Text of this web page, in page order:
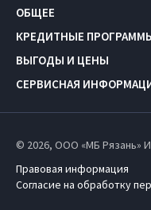
ОБЩЕЕ
КРЕДИТНЫЕ
ВЫГОДЫ И ЦЕНЫ
СЕРВИСНАЯ
© 2026, ООО «МБ Рязань»
Правовая информация
Согласие на обработку